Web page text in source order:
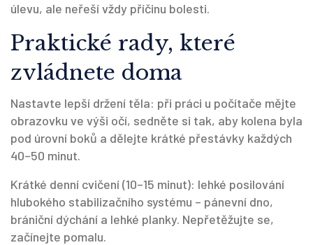
úlevu, ale neřeší vždy příčinu bolesti.
Praktické rady, které
zvládnete doma
Nastavte lepší držení těla: při práci u počítače mějte
obrazovku ve výši očí, sedněte si tak, aby kolena byla
pod úrovní boků a dělejte krátké přestávky každých
40–50 minut.
Krátké denní cvičení (10–15 minut): lehké posilování
hlubokého stabilizačního systému – pánevní dno,
brániční dýchání a lehké planky. Nepřetěžujte se,
začínejte pomalu.